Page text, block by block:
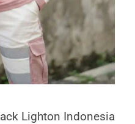
Lighton Indonesia